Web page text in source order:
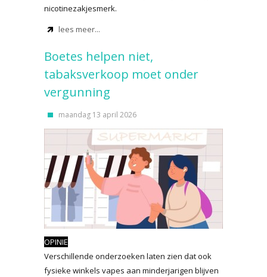
nicotinezakjesmerk.
lees meer...
Boetes helpen niet,
tabaksverkoop moet onder
vergunning
maandag 13 april 2026
OPINIE
Verschillende onderzoeken laten zien dat ook
fysieke winkels vapes aan minderjarigen blijven